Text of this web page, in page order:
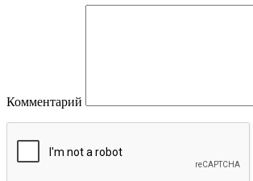
Комментарий